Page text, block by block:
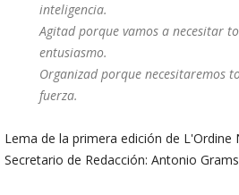
inteligencia.
Agitad porque vamos a necesitar
entusiasmo.
Organizad porque necesitaremos
fuerza.
Lema de la primera edición de L'Ordine
Secretario de Redacción: Antonio